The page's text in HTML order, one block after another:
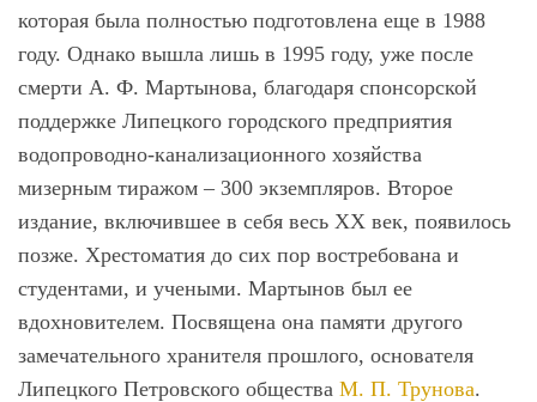
которая была полностью подготовлена еще в 1988
году. Однако вышла лишь в 1995 году, уже после
смерти А. Ф. Мартынова, благодаря спонсорской
поддержке Липецкого городского предприятия
водопроводно-канализационного хозяйства
мизерным тиражом ‒ 300 экземпляров. Второе
издание, включившее в себя весь XX век, появилось
позже. Хрестоматия до сих пор востребована и
студентами, и учеными. Мартынов был ее
вдохновителем. Посвящена она памяти другого
замечательного хранителя прошлого, основателя
Липецкого Петровского общества М. П. Трунова.